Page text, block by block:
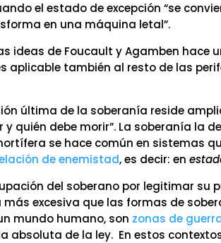
el estado de excepción “se
en una máquina letal”.
ideas de Foucault y Agamben hace
aplicable también al resto de las
última de la soberanía reside
y quién debe morir”. La soberanía la
se hace común en sistemas
de enemistad, es decir: en
del soberano por legitimar su
excesiva que las formas de
mundo humano, son zonas de
absoluta de la ley. En estos